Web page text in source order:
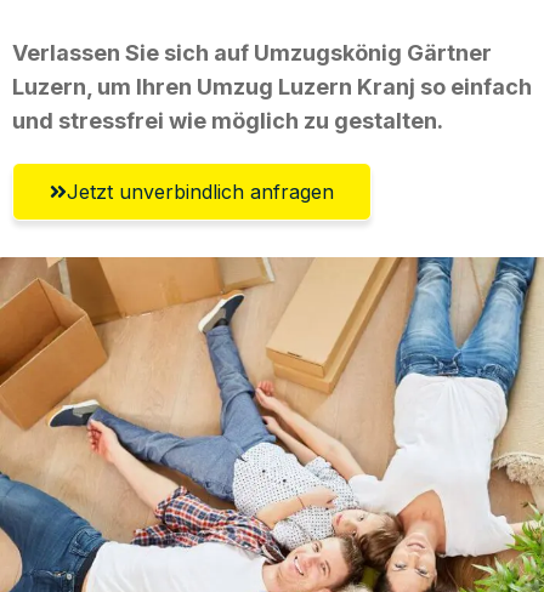
Verlassen Sie sich auf Umzugskönig Gärtner
Luzern, um Ihren Umzug Luzern Kranj so einfach
und stressfrei wie möglich zu gestalten.
Jetzt unverbindlich anfragen